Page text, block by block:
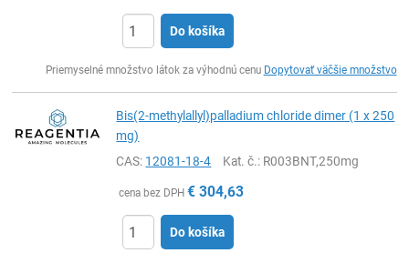
Do košíka
Priemyselné množstvo látok za výhodnú cenu Dopytovať väčšie množstvo
Bis(2-methylallyl)palladium chloride dimer (1 x 250
mg)
CAS: 12081-18-4 Kat. č.: R003BNT,250mg
cena bez DPH € 304,63
Do košíka